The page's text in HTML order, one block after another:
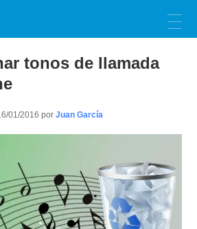
tonos de llamada
01/2016 porJuan García